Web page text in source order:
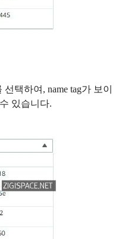
선택하여, name tag가 보이
있습니다.